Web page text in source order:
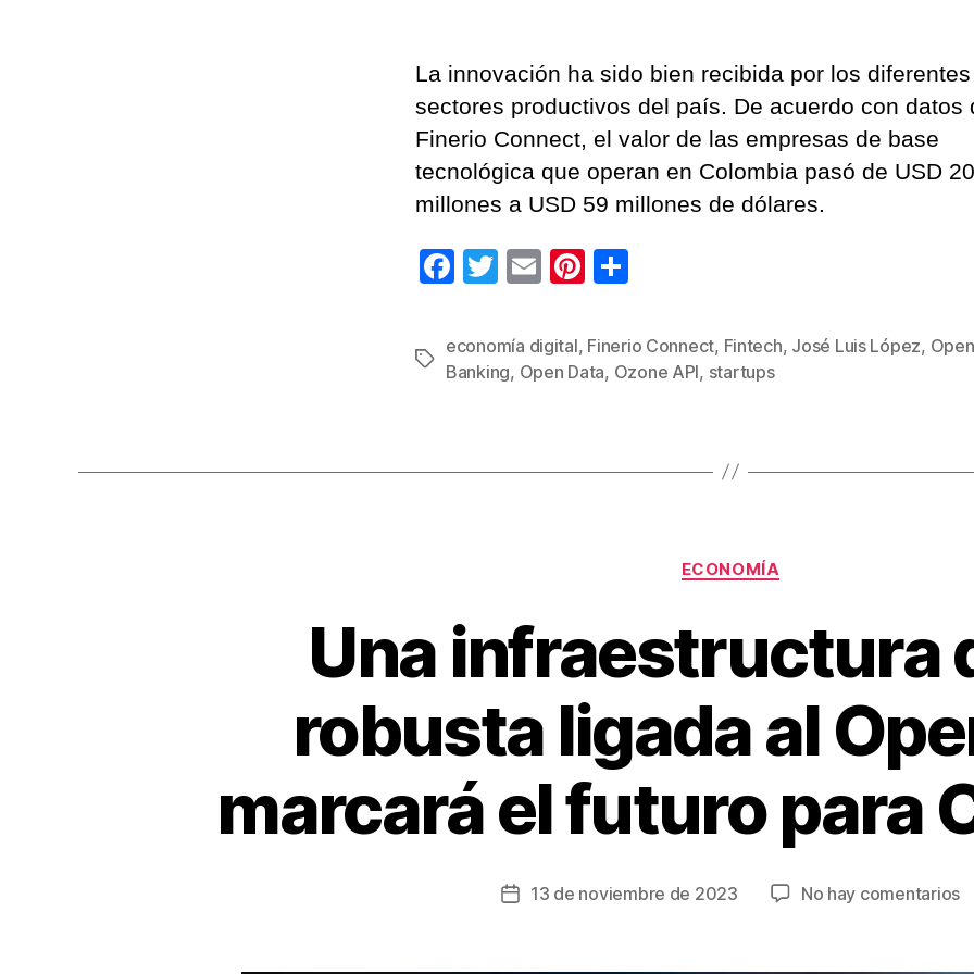
La innovación ha sido bien recibida por los diferentes
sectores productivos del país. De acuerdo con datos
Finerio Connect, el valor de las empresas de base
tecnológica que operan en Colombia pasó de USD 20
millones a USD 59 millones de dólares.
F
c
e
o
T
tt
er
E
ail
Pi
er
e
m
p
Etiquetas
economía digital, Finerio Connect, Fintech, José Luis López, Open
Banking, Open Data, Ozone API, startups
Categorías
ECONOMÍA
Una infraestructura
robusta ligada al
marcará el futuro para
Fecha13 de noviembre de 2023 No hay comentariosen